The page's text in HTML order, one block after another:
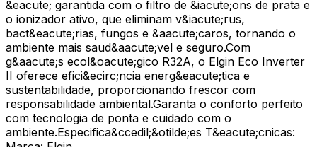
&eacute; garantida com o filtro de &iacute;ons de prata e
o ionizador ativo, que eliminam v&iacute;rus,
bact&eacute;rias, fungos e &aacute;caros, tornando o
ambiente mais saud&aacute;vel e seguro.Com
g&aacute;s ecol&oacute;gico R32A, o Elgin Eco Inverter
II oferece efici&ecirc;ncia energ&eacute;tica e
sustentabilidade, proporcionando frescor com
responsabilidade ambiental.Garanta o conforto perfeito
com tecnologia de ponta e cuidado com o
ambiente.Especifica&ccedil;&otilde;es T&eacute;cnicas: